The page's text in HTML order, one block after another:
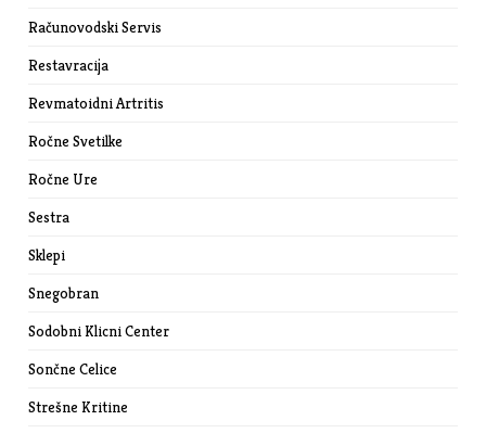
Računovodski Servis
Restavracija
Revmatoidni Artritis
Ročne Svetilke
Ročne Ure
Sestra
Sklepi
Snegobran
Sodobni Klicni Center
Sončne Celice
Strešne Kritine